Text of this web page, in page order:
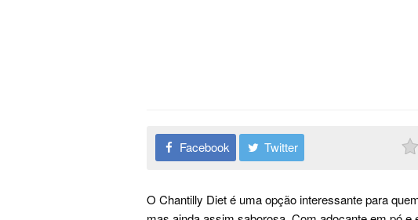
Facebook Twitter
O Chantilly Diet é uma opção interessante para